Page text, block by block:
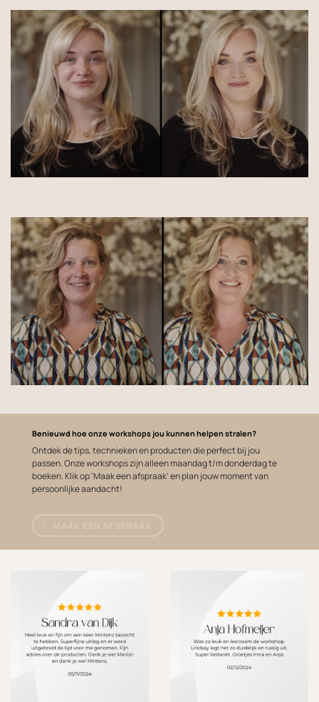
Benieuwd hoe onze workshops jou kunnen helpen stralen?
Ontdek de tips, technieken en producten die perfect bij jou
passen. Onze workshops zijn alleen maandag t/m donderdag te
boeken. Klik op ‘Maak een afspraak’ en plan jouw moment van
persoonlijke aandacht!